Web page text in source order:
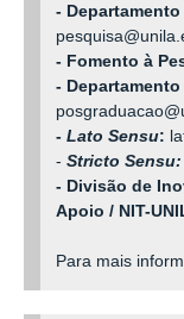
-
- Fomento à
-
-Lato Sensu:
-Stricto
- Divisão de
Apoio / NIT-
Para mais